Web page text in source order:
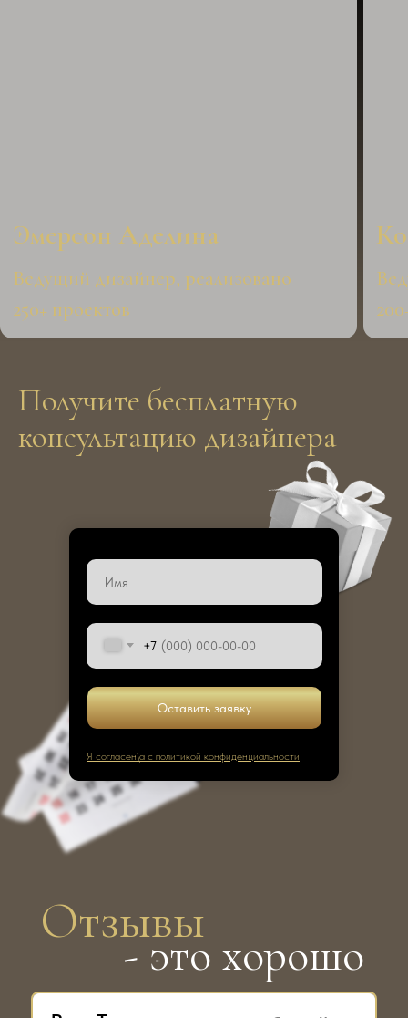
Получите бесплатную
консультацию дизайнера
+7
Оставить заявку
Я согласен\а с политикой конфиденциальности
Отзывы
- это хорошо